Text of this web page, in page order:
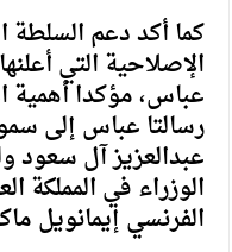
كما أكد دعم السلطة
الإصلاحية التي
عباس، مؤكدا أهمية
رسالتا عباس إلى
عبدالعزيز آل سعود
الوزراء في المملكة
الفرنسي إيمانويل